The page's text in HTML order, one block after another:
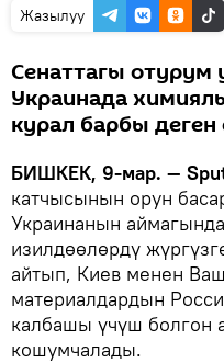
Жазылуу
Сенаттагы отурум
Украинада
курал барбы деген
БИШКЕК, 9-мар. —
катчысынын орун
Украинанын
изилдөөлөрдү
айтып, Киев менен
материалдардын
калбашы үчүш болгон
кошумчалады.